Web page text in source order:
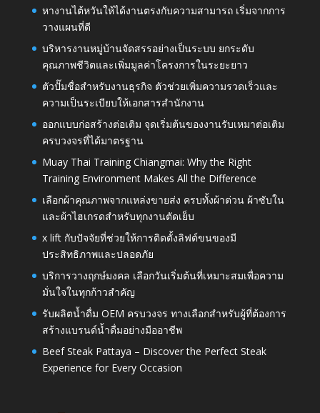
หางานไต้หวันให้ได้งานตรงกับความสามารถ เริ่มจากการ
วางแผนที่ดี
บริหารงานหมู่บ้านจัดสรรอย่างเป็นระบบ ยกระดับ
คุณภาพชีวิตและเพิ่มมูลค่าโครงการในระยะยาว
ตัวปั๊มชื่อสำหรับงานธุรกิจ ตัวช่วยเพิ่มความรวดเร็วและ
ความเป็นระเบียบให้เอกสารสำนักงาน
ออกแบบก่อสร้างต่อเติม จุดเริ่มต้นของงานรับเหมาต่อเติม
ครบวงจรที่ได้มาตรฐาน
Muay Thai Training Chiangmai: Why the Right
Training Environment Makes All the Difference
เลือกผ้าคุณภาพจากแหล่งขายส่ง ครบทั้งผ้าต่วน ผ้าซับใน
และผ้าไฮเกรดสำหรับทุกงานตัดเย็บ
x lift กับปัจจัยที่ช่วยให้การติดตั้งลิฟต์ขนของมี
ประสิทธิภาพและปลอดภัย
บริการวางฤกษ์มงคล เลือกวันเริ่มต้นที่เหมาะสมเพื่อความ
มั่นใจในทุกก้าวสำคัญ
รับผลิตน้ำดื่ม OEM ครบวงจร ทางเลือกสำหรับผู้ที่ต้องการ
สร้างแบรนด์น้ำดื่มอย่างมืออาชีพ
Beef Steak Pattaya – Discover the Perfect Steak
Experience for Every Occasion